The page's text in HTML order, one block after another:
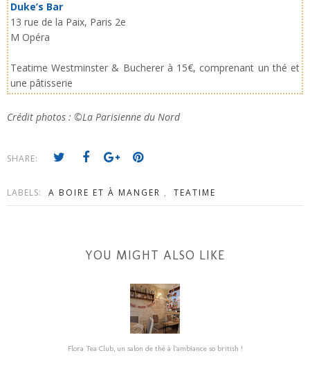
Duke’s Bar
13 rue de la Paix, Paris 2e
M Opéra
Teatime Westminster & Bucherer à 15€, comprenant un thé et
une pâtisserie
Crédit photos : ©La Parisienne du Nord
SHARE:
LABELS: A BOIRE ET À MANGER , TEATIME
YOU MIGHT ALSO LIKE
Flora Tea Club, un salon de thé à l’ambiance so british !